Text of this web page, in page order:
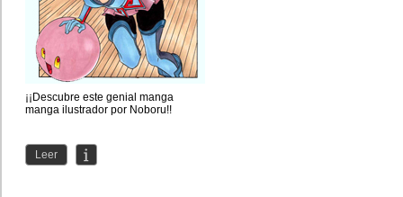
¡¡Descubre este genial manga
manga ilustrador por Noboru!!
Leer